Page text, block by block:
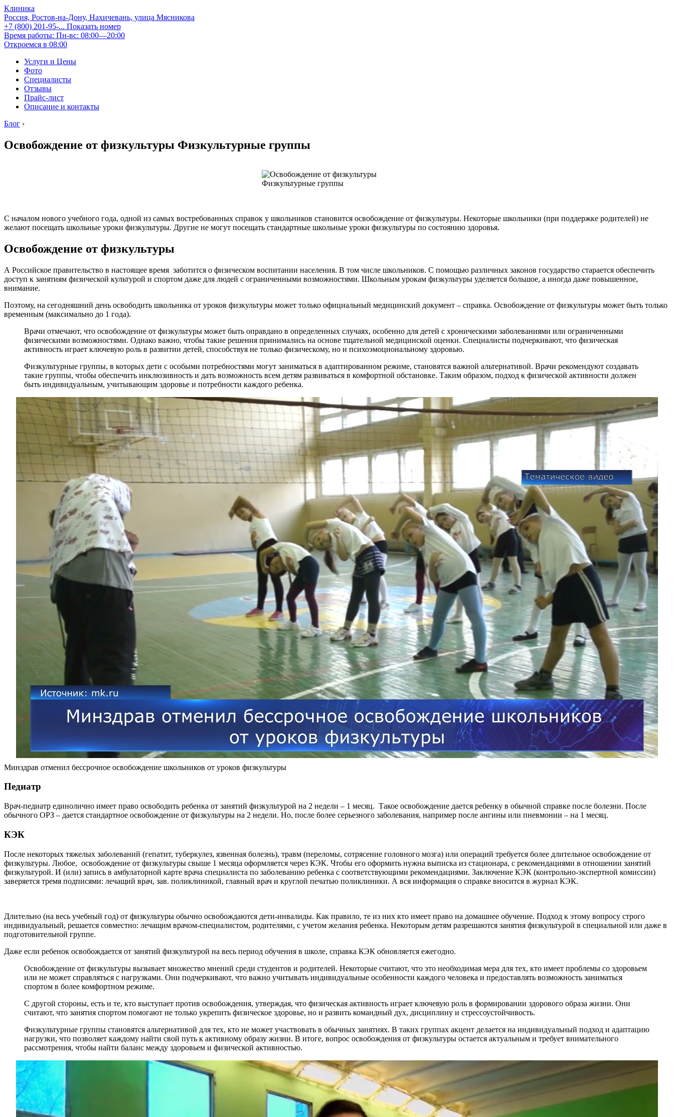
Клиника
Россия, Ростов-на-Дону, Нахичевань, улица Мясникова
+7 (800) 201-95-... Показать номер
Время работы: Пн-вс: 08:00—20:00
Откроемся в 08:00
Услуги и Цены
Фото
Специалисты
Отзывы
Прайс-лист
Описание и контакты
Блог ›
Освобождение от физкультуры Физкультурные группы
С началом нового учебного года, одной из самых востребованных справок у школьников становится освобождение от физкультуры. Некоторые школьники (при поддержке родителей) не
желают посещать школьные уроки физкультуры. Другие не могут посещать стандартные школьные уроки физкультуры по состоянию здоровья.
Освобождение от физкультуры
А Российское правительство в настоящее время заботится о физическом воспитании населения. В том числе школьников. С помощью различных законов государство старается обеспечить
доступ к занятиям физической культурой и спортом даже для людей с ограниченными возможностями. Школьным урокам физкультуры уделяется большое, а иногда даже повышенное,
внимание.
Поэтому, на сегодняшний день освободить школьника от уроков физкультуры может только официальный медицинский документ – справка. Освобождение от физкультуры может быть только
временным (максимально до 1 года).
Врачи отмечают, что освобождение от физкультуры может быть оправдано в определенных случаях, особенно для детей с хроническими заболеваниями или ограниченными
физическими возможностями. Однако важно, чтобы такие решения принимались на основе тщательной медицинской оценки. Специалисты подчеркивают, что физическая
активность играет ключевую роль в развитии детей, способствуя не только физическому, но и психоэмоциональному здоровью.
Физкультурные группы, в которых дети с особыми потребностями могут заниматься в адаптированном режиме, становятся важной альтернативой. Врачи рекомендуют создавать
такие группы, чтобы обеспечить инклюзивность и дать возможность всем детям развиваться в комфортной обстановке. Таким образом, подход к физической активности должен
быть индивидуальным, учитывающим здоровье и потребности каждого ребенка.
Минздрав отменил бессрочное освобождение школьников от уроков физкультуры
Педиатр
Врач-педиатр единолично имеет право освободить ребенка от занятий физкультурой на 2 недели – 1 месяц. Такое освобождение дается ребенку в обычной справке после болезни. После
обычного ОРЗ – дается стандартное освобождение от физкультуры на 2 недели. Но, после более серьезного заболевания, например после ангины или пневмонии – на 1 месяц.
КЭК
После некоторых тяжелых заболеваний (гепатит, туберкулез, язвенная болезнь), травм (переломы, сотрясение головного мозга) или операций требуется более длительное освобождение от
физкультуры. Любое, освобождение от физкультуры свыше 1 месяца оформляется через КЭК. Чтобы его оформить нужна выписка из стационара, с рекомендациями в отношении занятий
физкультурой. И (или) запись в амбулаторной карте врача специалиста по заболеванию ребенка с соответствующими рекомендациями. Заключение КЭК (контрольно-экспертной комиссии)
заверяется тремя подписями: лечащий врач, зав. поликлиникой, главный врач и круглой печатью поликлиники. А вся информация о справке вносится в журнал КЭК.
Длительно (на весь учебный год) от физкультуры обычно освобождаются дети-инвалиды. Как правило, те из них кто имеет право на домашнее обучение. Подход к этому вопросу строго
индивидуальный, решается совместно: лечащим врачом-специалистом, родителями, с учетом желания ребенка. Некоторым детям разрешаются занятия физкультурой в специальной или даже в
подготовительной группе.
Даже если ребенок освобождается от занятий физкультурой на весь период обучения в школе, справка КЭК обновляется ежегодно.
Освобождение от физкультуры вызывает множество мнений среди студентов и родителей. Некоторые считают, что это необходимая мера для тех, кто имеет проблемы со здоровьем
или не может справляться с нагрузками. Они подчеркивают, что важно учитывать индивидуальные особенности каждого человека и предоставлять возможность заниматься
спортом в более комфортном режиме.
С другой стороны, есть и те, кто выступает против освобождения, утверждая, что физическая активность играет ключевую роль в формировании здорового образа жизни. Они
считают, что занятия спортом помогают не только укрепить физическое здоровье, но и развить командный дух, дисциплину и стрессоустойчивость.
Физкультурные группы становятся альтернативой для тех, кто не может участвовать в обычных занятиях. В таких группах акцент делается на индивидуальный подход и адаптацию
нагрузки, что позволяет каждому найти свой путь к активному образу жизни. В итоге, вопрос освобождения от физкультуры остается актуальным и требует внимательного
рассмотрения, чтобы найти баланс между здоровьем и физической активностью.